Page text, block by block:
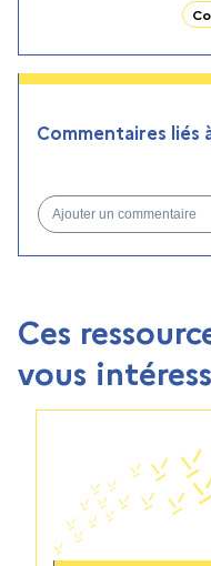
Commentaires liés
Ajouter un
Ces
vous